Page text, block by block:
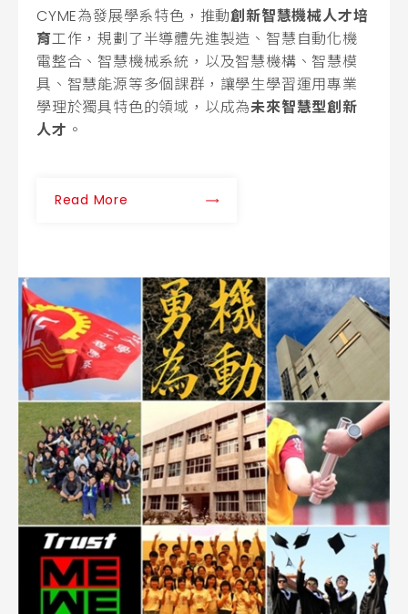
CYME為發展學系特色，推動創新智慧機械人才培
育工作，規劃了半導體先進製造、智慧自動化機
電整合、智慧機械系統，以及智慧機構、智慧模
具、智慧能源等多個課群，讓學生學習運用專業
學理於獨具特色的領域，以成為未來智慧型創新
人才 。
Read More